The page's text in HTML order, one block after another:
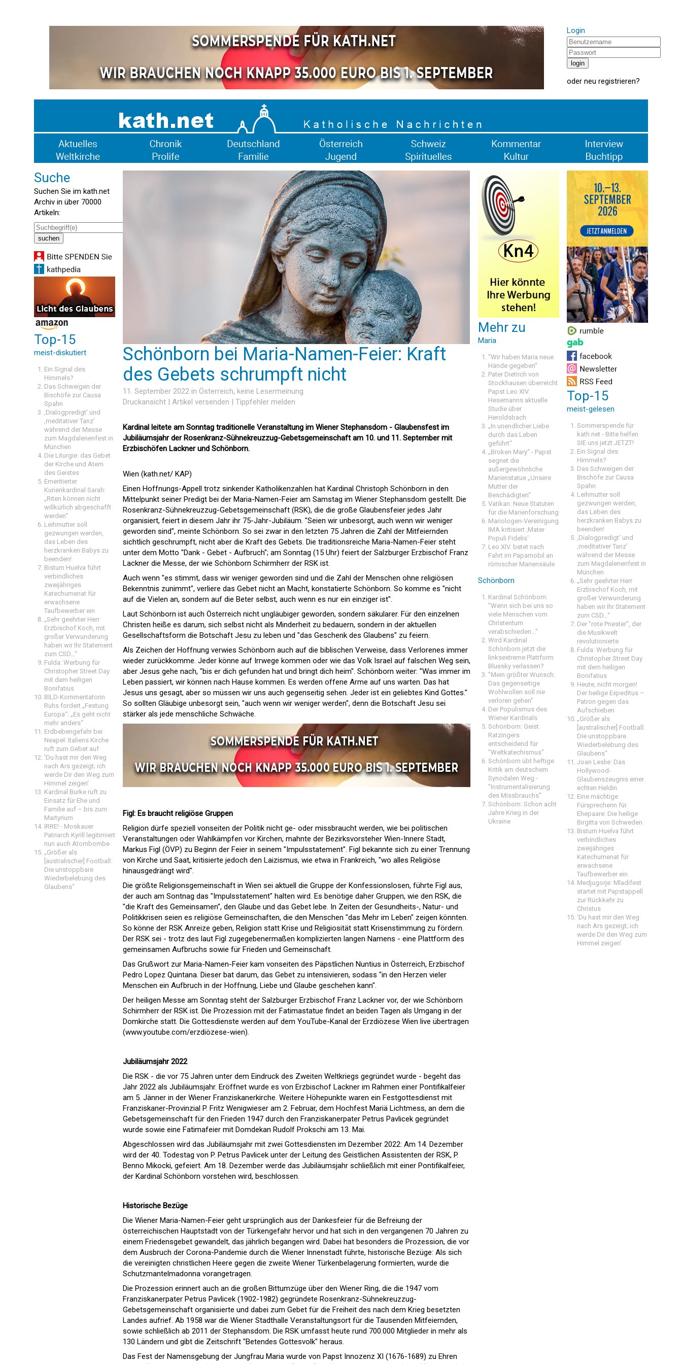
Login
oder neu registrieren?
Suche
Suchen Sie im kath.net
Archiv in über 70000
Artikeln:
Top-15
meist-diskutiert
Ein Signal des
Himmels?
Das Schweigen der
Bischöfe zur Causa
Spahn
‚Dialogpredigt‘ und
‚meditativer Tanz’
während der Messe
zum Magdalenenfest in
München
Die Liturgie: das Gebet
der Kirche und Atem
des Geistes
Emeritierter
Kurienkardinal Sarah:
„Riten können nicht
willkürlich abgeschafft
werden“
Leihmutter soll
gezwungen werden,
das Leben des
herzkranken Babys zu
beenden!
Bistum Huelva führt
verbindliches
zweijähriges
Katechumenat für
erwachsene
Taufbewerber ein
„Sehr geehrter Herr
Erzbischof Koch, mit
großer Verwunderung
haben wir Ihr Statement
zum CSD…“
Fulda: Werbung für
Christopher Street Day
mit dem heiligen
Bonifatius
BILD-Kommentatorin
Ruhs fordert „Festung
Europa“: „Es geht nicht
mehr anders“
Erdbebengefahr bei
Neapel: Italiens Kirche
ruft zum Gebet auf
'Du hast mir den Weg
nach Ars gezeigt; ich
werde Dir den Weg zum
Himmel zeigen'
Kardinal Burke ruft zu
Einsatz für Ehe und
Familie auf – bis zum
Martyrium
IRRE! - Moskauer
Patriarch Kyrill legitimiert
nun auch Atombombe
„Größer als
[australischer] Football:
Die unstoppbare
Wiederbelebung des
Glaubens“
Schönborn bei Maria-Namen-Feier: Kraft
des Gebets schrumpft nicht
11. September 2022 in Österreich, keine Lesermeinung
Druckansicht | Artikel versenden | Tippfehler melden
Kardinal leitete am Sonntag traditionelle Veranstaltung im Wiener Stephansdom - Glaubensfest im
Jubiläumsjahr der Rosenkranz-Sühnekreuzzug-Gebetsgemeinschaft am 10. und 11. September mit
Erzbischöfen Lackner und Schönborn.
Wien (kath.net/ KAP)
Einen Hoffnungs-Appell trotz sinkender Katholikenzahlen hat Kardinal Christoph Schönborn in den
Mittelpunkt seiner Predigt bei der Maria-Namen-Feier am Samstag im Wiener Stephansdom gestellt. Die
Rosenkranz-Sühnekreuzzug-Gebetsgemeinschaft (RSK), die die große Glaubensfeier jedes Jahr
organisiert, feiert in diesem Jahr ihr 75-Jahr-Jubiläum. "Seien wir unbesorgt, auch wenn wir weniger
geworden sind", meinte Schönborn. So sei zwar in den letzten 75 Jahren die Zahl der Mitfeiernden
sichtlich geschrumpft, nicht aber die Kraft des Gebets. Die traditionsreiche Maria-Namen-Feier steht
unter dem Motto "Dank - Gebet - Aufbruch"; am Sonntag (15 Uhr) feiert der Salzburger Erzbischof Franz
Lackner die Messe, der wie Schönborn Schirmherr der RSK ist.
Auch wenn "es stimmt, dass wir weniger geworden sind und die Zahl der Menschen ohne religiösen
Bekenntnis zunimmt", verliere das Gebet nicht an Macht, konstatierte Schönborn. So komme es "nicht
auf die Vielen an, sondern auf die Beter selbst, auch wenn es nur ein einziger ist".
Laut Schönborn ist auch Österreich nicht ungläubiger geworden, sondern säkularer. Für den einzelnen
Christen heiße es darum, sich selbst nicht als Minderheit zu bedauern, sondern in der aktuellen
Gesellschaftsform die Botschaft Jesu zu leben und "das Geschenk des Glaubens" zu feiern.
Als Zeichen der Hoffnung verwies Schönborn auch auf die biblischen Verweise, dass Verlorenes immer
wieder zurückkomme. Jeder könne auf Irrwege kommen oder wie das Volk Israel auf falschen Weg sein,
aber Jesus gehe nach, "bis er dich gefunden hat und bringt dich heim". Schönborn weiter: "Was immer im
Leben passiert, wir können nach Hause kommen. Es werden offene Arme auf uns warten. Das hat
Jesus uns gesagt, aber so müssen wir uns auch gegenseitig sehen. Jeder ist ein geliebtes Kind Gottes."
So sollten Gläubige unbesorgt sein, "auch wenn wir weniger werden", denn die Botschaft Jesu sei
stärker als jede menschliche Schwäche.
Figl: Es braucht religiöse Gruppen
Religion dürfe speziell vonseiten der Politik nicht ge- oder missbraucht werden, wie bei politischen
Veranstaltungen oder Wahlkämpfen vor Kirchen, mahnte der Bezirksvorsteher Wien-Innere Stadt,
Markus Figl (ÖVP) zu Beginn der Feier in seinem "Impulsstatement". Figl bekannte sich zu einer Trennung
von Kirche und Saat, kritisierte jedoch den Laizismus, wie etwa in Frankreich, "wo alles Religiöse
hinausgedrängt wird".
Die größte Religionsgemeinschaft in Wien sei aktuell die Gruppe der Konfessionslosen, führte Figl aus,
der auch am Sontnag das "Impulsstatement" halten wird. Es benötige daher Gruppen, wie den RSK, die
"die Kraft des Gemeinsamen", den Glaube und das Gebet lebe. In Zeiten der Gesundheits-, Natur- und
Politikkrisen seien es religiöse Gemeinschaften, die den Menschen "das Mehr im Leben" zeigen könnten.
So könne der RSK Anreize geben, Religion statt Krise und Religiosität statt Krisenstimmung zu fördern.
Der RSK sei - trotz des laut Figl zugegebenermaßen komplizierten langen Namens - eine Plattform des
gemeinsamen Aufbruchs sowie für Frieden und Gemeinschaft.
Das Grußwort zur Maria-Namen-Feier kam vonseiten des Päpstlichen Nuntius in Österreich, Erzbischof
Pedro Lopez Quintana. Dieser bat darum, das Gebet zu intensivieren, sodass "in den Herzen vieler
Menschen ein Aufbruch in der Hoffnung, Liebe und Glaube geschehen kann".
Der heiligen Messe am Sonntag steht der Salzburger Erzbischof Franz Lackner vor, der wie Schönborn
Schirmherr der RSK ist. Die Prozession mit der Fatimastatue findet an beiden Tagen als Umgang in der
Domkirche statt. Die Gottesdienste werden auf dem YouTube-Kanal der Erzdiözese Wien live übertragen
(www.youtube.com/erzdiözese-wien).
Jubiläumsjahr 2022
Die RSK - die vor 75 Jahren unter dem Eindruck des Zweiten Weltkriegs gegründet wurde - begeht das
Jahr 2022 als Jubiläumsjahr. Eröffnet wurde es von Erzbischof Lackner im Rahmen einer Pontifikalfeier
am 5. Jänner in der Wiener Franziskanerkirche. Weitere Höhepunkte waren ein Festgottesdienst mit
Franziskaner-Provinzial P. Fritz Wenigwieser am 2. Februar, dem Hochfest Mariä Lichtmess, an dem die
Gebetsgemeinschaft für den Frieden 1947 durch den Franziskanerpater Petrus Pavlicek gegründet
wurde sowie eine Fatimafeier mit Domdekan Rudolf Prokschi am 13. Mai.
Abgeschlossen wird das Jubiläumsjahr mit zwei Gottesdiensten im Dezember 2022: Am 14. Dezember
wird der 40. Todestag von P. Petrus Pavlicek unter der Leitung des Geistlichen Assistenten der RSK, P.
Benno Mikocki, gefeiert. Am 18. Dezember werde das Jubiläumsjahr schließlich mit einer Pontifikalfeier,
der Kardinal Schönborn vorstehen wird, beschlossen.
Historische Bezüge
Die Wiener Maria-Namen-Feier geht ursprünglich aus der Dankesfeier für die Befreiung der
österreichischen Hauptstadt von der Türkengefahr hervor und hat sich in den vergangenen 70 Jahren zu
einem Friedensgebet gewandelt, das jährlich begangen wird. Dabei hat besonders die Prozession, die vor
dem Ausbruch der Corona-Pandemie durch die Wiener Innenstadt führte, historische Bezüge: Als sich
die vereinigten christlichen Heere gegen die zweite Wiener Türkenbelagerung formierten, wurde die
Schutzmantelmadonna vorangetragen.
Die Prozession erinnert auch an die großen Bittumzüge über den Wiener Ring, die die 1947 vom
Franziskanerpater Petrus Pavlicek (1902-1982) gegründete Rosenkranz-Sühnekreuzzug-
Gebetsgemeinschaft organisierte und dabei zum Gebet für die Freiheit des nach dem Krieg besetzten
Landes aufrief. Ab 1958 war die Wiener Stadthalle Veranstaltungsort für die Tausenden Mitfeiernden,
sowie schließlich ab 2011 der Stephansdom. Die RSK umfasst heute rund 700.000 Mitglieder in mehr als
130 Ländern und gibt die Zeitschrift "Betendes Gottesvolk" heraus.
Das Fest der Namensgebung der Jungfrau Maria wurde von Papst Innozenz XI (1676-1689) zu Ehren
Mehr zu
Maria
"Wir haben Maria neue
Hände gegeben"
Pater Dietrich von
Stockhausen überreicht
Papst Leo XIV.
Hesemanns aktuelle
Studie über
Heroldsbach
„In unendlicher Liebe
durch das Leben
geführt“
„Broken Mary“ - Papst
segnet die
außergewöhnliche
Marienstatue „Unsere
Mutter der
Beschädigten“
Vatikan: Neue Statuten
für die Marienforschung
Mariologen-Vereinigung
IMA kritisiert ‚Mater
Populi Fidelis‘
Leo XIV. betet nach
Fahrt im Papamobil an
römischer Mariensäule
Schönborn
Kardinal Schönborn:
"Wenn sich bei uns so
viele Menschen vom
Christentum
verabschieden..."
Wird Kardinal
Schönborn jetzt die
linksextreme Plattform
Bluesky verlassen?
"Mein größter Wunsch:
Das gegenseitige
Wohlwollen soll nie
verloren gehen"
Der Populismus des
Wiener Kardinals
Schönborn: Geist
Ratzingers
entscheidend für
"Weltkatechismus"
Schönborn übt heftige
Kritik am deutschem
Synodalen Weg -
"Instrumentalisierung
des Missbrauchs"
Schönborn: Schon acht
Jahre Krieg in der
Ukraine
Top-15
meist-gelesen
Sommerspende für
kath.net - Bitte helfen
SIE uns jetzt JETZT!
Ein Signal des
Himmels?
Das Schweigen der
Bischöfe zur Causa
Spahn
Leihmutter soll
gezwungen werden,
das Leben des
herzkranken Babys zu
beenden!
‚Dialogpredigt‘ und
‚meditativer Tanz’
während der Messe
zum Magdalenenfest in
München
„Sehr geehrter Herr
Erzbischof Koch, mit
großer Verwunderung
haben wir Ihr Statement
zum CSD…“
Der "rote Priester", der
die Musikwelt
revolutionierte
Fulda: Werbung für
Christopher Street Day
mit dem heiligen
Bonifatius
Heute, nicht morgen!
Der heilige Expeditus –
Patron gegen das
Aufschieben
„Größer als
[australischer] Football:
Die unstoppbare
Wiederbelebung des
Glaubens“
Joan Leslie: Das
Hollywood-
Glaubenszeugnis einer
echten Heldin
Eine mächtige
Fürsprecherin für
Ehepaare: Die heilige
Birgitta von Schweden
Bistum Huelva führt
verbindliches
zweijähriges
Katechumenat für
erwachsene
Taufbewerber ein
Medjugorje: Mladifest
startet mit Papstappell
zur Rückkehr zu
Christus
'Du hast mir den Weg
nach Ars gezeigt; ich
werde Dir den Weg zum
Himmel zeigen'